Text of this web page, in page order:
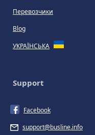
Перевозчики
Blog
УКРАЇНСЬКА
Support
Facebook
support@busline.info